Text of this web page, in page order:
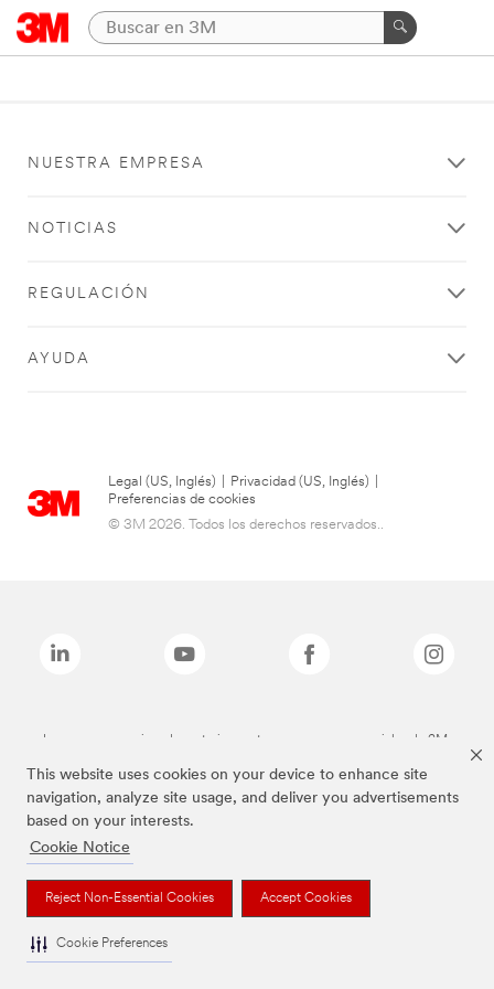
This website uses cookies on your device to enhance site
navigation, analyze site usage, and deliver you advertisements
based on your interests.
Cookie Notice
Reject Non-Essential Cookies Accept Cookies
Cookie Preferences
NUESTRA EMPRESA
NOTICIAS
REGULACIÓN
AYUDA
Legal (US, Inglés) Privacidad (US, Inglés)
Preferencias de cookies
© 3M 2026. Todos los derechos reservados..
Las marcas mencionadas anteriormente son marcas comerciales de 3M.